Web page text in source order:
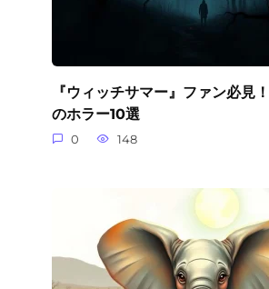
『ウィッチサマー』ファン必見
のホラー10選
0 148